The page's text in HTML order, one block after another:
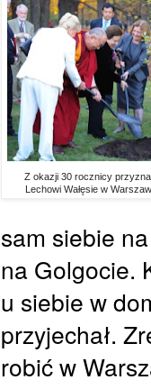
Z okazji 30 rocznicy
Lechowi Wałęsie w
sam siebie
na Golgocie.
u siebie w
przyjechał.
robić w